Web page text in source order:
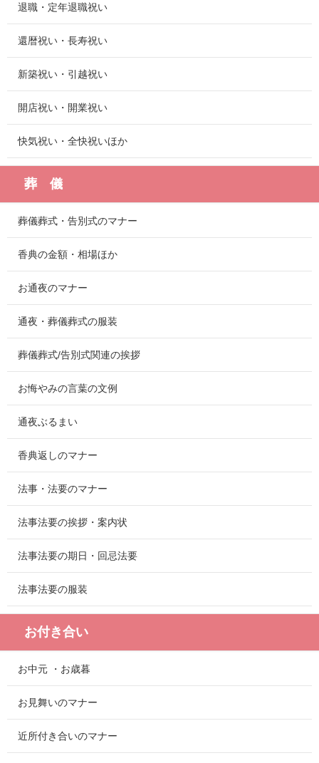
退職・定年退職祝い
還暦祝い・長寿祝い
新築祝い・引越祝い
開店祝い・開業祝い
快気祝い・全快祝いほか
葬 儀
葬儀葬式・告別式のマナー
香典の金額・相場ほか
お通夜のマナー
通夜・葬儀葬式の服装
葬儀葬式/告別式関連の挨拶
お悔やみの言葉の文例
通夜ぶるまい
香典返しのマナー
法事・法要のマナー
法事法要の挨拶・案内状
法事法要の期日・回忌法要
法事法要の服装
お付き合い
お中元 ・お歳暮
お見舞いのマナー
近所付き合いのマナー